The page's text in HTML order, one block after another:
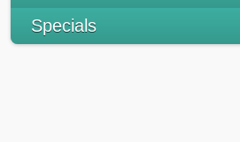
Specials